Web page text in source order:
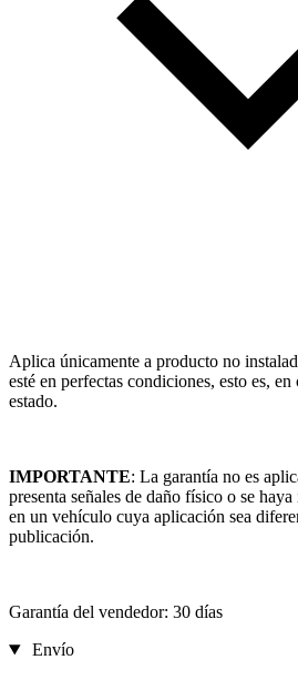
Aplica únicamente a producto no
esté en perfectas condiciones, esto es,
estado.
IMPORTANTE: La garantía no es
presenta señales de daño físico o se
en un vehículo cuya aplicación sea
publicación.
Garantía del vendedor: 30 días
Envío